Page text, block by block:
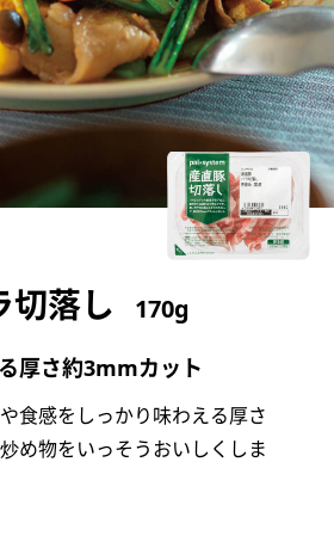
切落し 170g
厚さ約3mmカット
食感をしっかり味わえる厚さ
め物をいっそうおいしくしま